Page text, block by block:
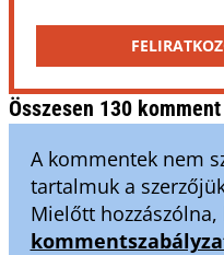
Összesen 130 komment
A kommentek nem
tartalmuk a
Mielőtt